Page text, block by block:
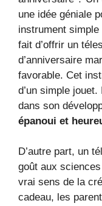
une idée géniale
instrument
fait d’offrir un
d’anniversaire
favorable. Cet
d’un simple
dans son
épanoui et
D’autre part, un
goût aux
vrai sens de la
cadeau, les